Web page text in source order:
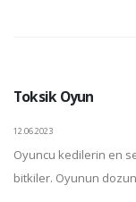
Toksik Oyun
12.06.2023
Oyuncu kedilerin en
bitkiler. Oyunun